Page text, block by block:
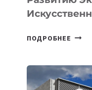
ПОДРОБНЕЕ В